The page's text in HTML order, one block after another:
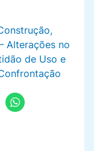
Alterações no
de Uso e